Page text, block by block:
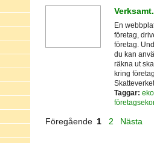
En
företag,
företag.
du kan
räkna ut
kring
Taggar:
Föregående 1 2 Nästa